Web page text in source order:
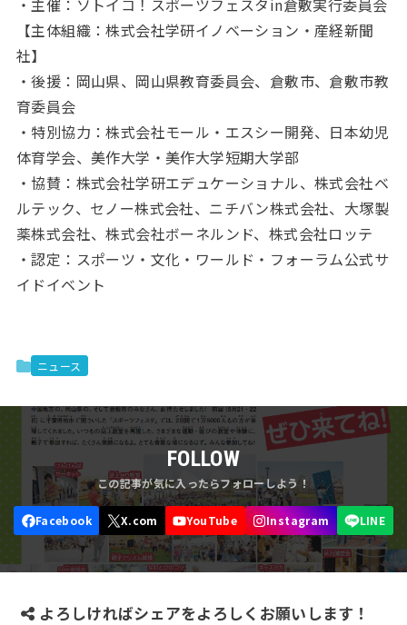
・主催：ソトイコ！スポーツフェスタin倉敷実行委員会
【主体組織：株式会社学研イノベーション・産経新聞
社】
・後援：岡山県、岡山県教育委員会、倉敷市、倉敷市教
育委員会
・特別協力：株式会社モール・エスシー開発、日本幼児
体育学会、美作大学・美作大学短期大学部
・協賛：株式会社学研エデュケーショナル、株式会社ベ
ルテック、セノー株式会社、ニチバン株式会社、大塚製
薬株式会社、株式会社ボーネルンド、株式会社ロッテ
・認定：スポーツ・文化・ワールド・フォーラム公式サ
イドイベント
ニュース
FOLLOW
よろしければシェアをよろしくお願いします！